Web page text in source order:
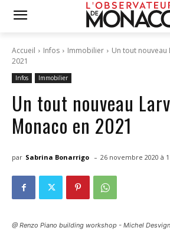
Accueil Infos Immobilier
Un tout nouveau
2021
Infos Immobilier
Un tout nouveau
Monaco en 2021
par Sabrina Bonarrigo - 26 novembre 2020 à
@ Renzo Piano building workshop - Michel